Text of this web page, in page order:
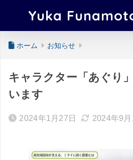
Yuka
ホーム お知らせ
キャラクター「あぐり
います
2024年1月27日 2024年9月